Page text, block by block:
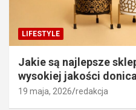
LIFESTYLE
Jakie są najlepsze
wysokiej jakości
19 maja, 2026 redakcja